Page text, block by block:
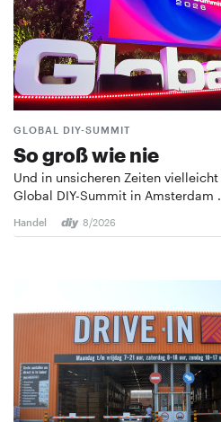
GLOBAL DIY-SUMMIT
So groß wie nie
Und in unsicheren Zeiten
Global DIY-Summit in Amsterdam
Handel 8/2026